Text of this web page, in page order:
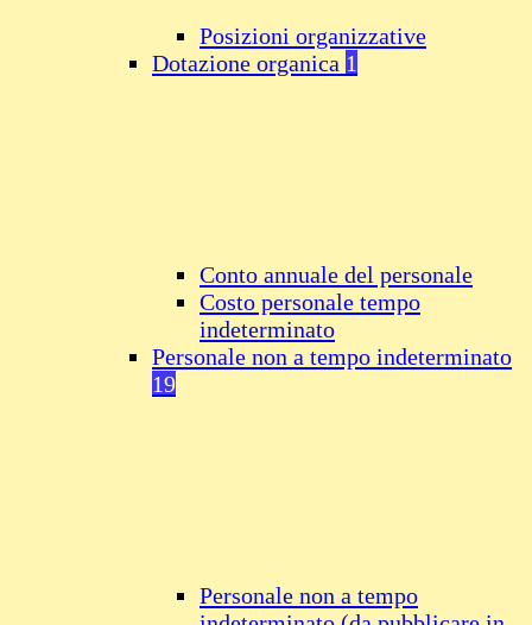
Posizioni organizzative
Dotazione organica 1
Conto annuale del personale
Costo personale tempo
indeterminato
Personale non a tempo indeterminato
19
Personale non a tempo